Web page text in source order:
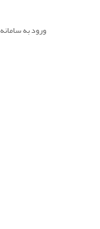
ورود به سامانه